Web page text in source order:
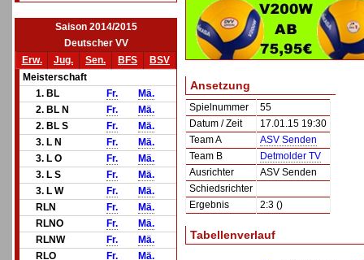
Saison 2014/2015
Deutscher VV
Erw.
Jug. Sen. BFS
BSV
Meisterschaft
1. BL
Fr.
Mä.
2. BL N
Fr.
Mä.
2. BL S
Fr.
Mä.
3. L N
Fr.
Mä.
3. L O
Fr.
Mä.
3. L S
Fr.
Mä.
3. L W
Fr.
Mä.
RLN
Fr.
Mä.
RLNO
Fr.
Mä.
RLNW
Fr.
Mä.
RLO
Fr.
Mä.
Ansetzung
Spielnummer
55
Datum / Zeit
17.01.15 19:30
Team A
ASV Senden
Team B
Detmolder TV
Ausrichter
ASV Senden
Schiedsrichter
Ergebnis
2:3 ()
Tabellenverlauf